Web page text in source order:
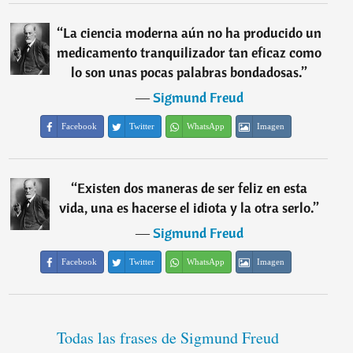
“La ciencia moderna aún no ha producido un
medicamento tranquilizador tan eficaz como
lo son unas pocas palabras bondadosas.”
―Sigmund Freud
Facebook Twitter WhatsApp Imagen
“Existen dos maneras de ser feliz en esta
vida, una es hacerse el idiota y la otra serlo.”
―Sigmund Freud
Facebook Twitter WhatsApp Imagen
Todas las frases de Sigmund Freud